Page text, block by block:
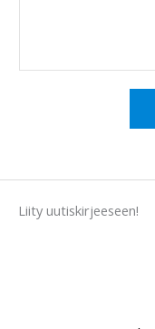
s
Liity uutiskirjeeseen!